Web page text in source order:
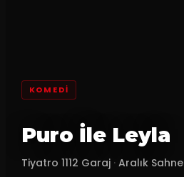
KOMEDI
Puro İle Leyla
Tiyatro 1112 Garaj · Aralık Sahne